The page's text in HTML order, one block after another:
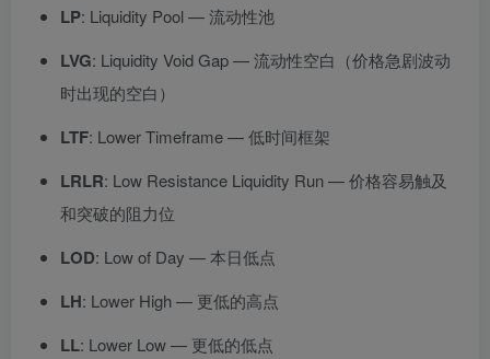
LP: Liquidity Pool — 流动性池
LVG: Liquidity Void Gap — 流动性空白（价格急剧波动
时出现的空白）
LTF: Lower Timeframe — 低时间框架
LRLR: Low Resistance Liquidity Run — 价格容易触及
和突破的阻力位
LOD: Low of Day — 本日低点
LH: Lower High — 更低的高点
LL: Lower Low — 更低的低点